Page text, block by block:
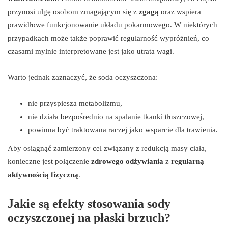
przynosi ulgę osobom zmagającym się z zgagą oraz wspiera
prawidłowe funkcjonowanie układu pokarmowego. W niektórych
przypadkach może także poprawić regularność wypróżnień, co
czasami mylnie interpretowane jest jako utrata wagi.
Warto jednak zaznaczyć, że soda oczyszczona:
nie przyspiesza metabolizmu,
nie działa bezpośrednio na spalanie tkanki tłuszczowej,
powinna być traktowana raczej jako wsparcie dla trawienia.
Aby osiągnąć zamierzony cel związany z redukcją masy ciała,
konieczne jest połączenie zdrowego odżywiania z regularną
aktywnością fizyczną.
Jakie są efekty stosowania sody
oczyszczonej na płaski brzuch?